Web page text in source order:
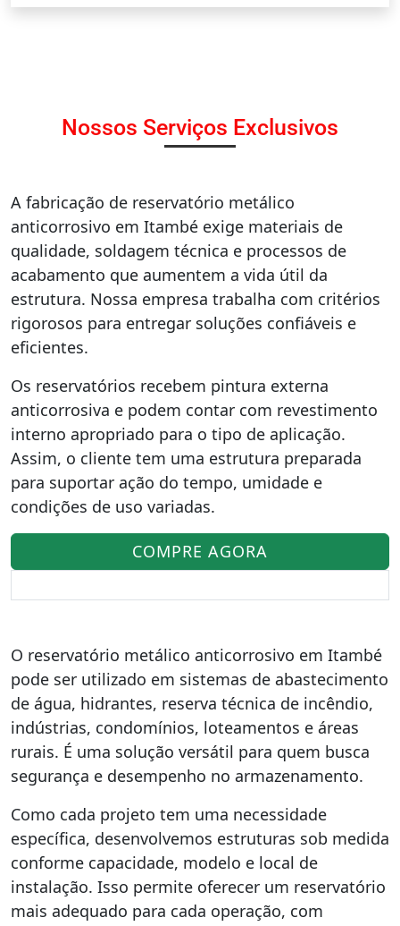
Nossos Serviços Exclusivos
A fabricação de reservatório metálico
anticorrosivo em Itambé exige materiais de
qualidade, soldagem técnica e processos de
acabamento que aumentem a vida útil da
estrutura. Nossa empresa trabalha com critérios
rigorosos para entregar soluções confiáveis e
eficientes.
Os reservatórios recebem pintura externa
anticorrosiva e podem contar com revestimento
interno apropriado para o tipo de aplicação.
Assim, o cliente tem uma estrutura preparada
para suportar ação do tempo, umidade e
condições de uso variadas.
COMPRE AGORA
O reservatório metálico anticorrosivo em Itambé
pode ser utilizado em sistemas de abastecimento
de água, hidrantes, reserva técnica de incêndio,
indústrias, condomínios, loteamentos e áreas
rurais. É uma solução versátil para quem busca
segurança e desempenho no armazenamento.
Como cada projeto tem uma necessidade
específica, desenvolvemos estruturas sob medida
conforme capacidade, modelo e local de
instalação. Isso permite oferecer um reservatório
mais adequado para cada operação, com